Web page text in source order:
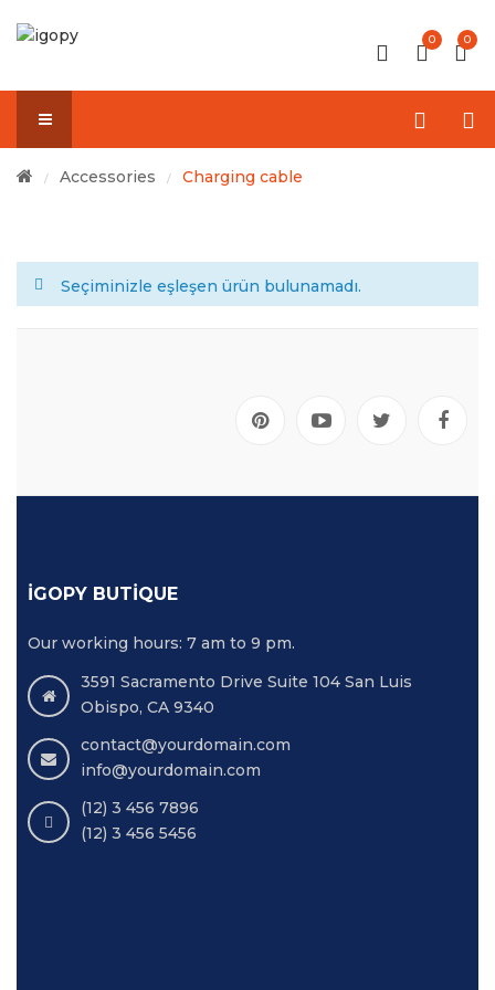
0
0
/ Accessories / Charging cable
Seçiminizle eşleşen ürün bulunamadı.
İGOPY BUTIQUE
Our working hours: 7 am to 9 pm.
3591 Sacramento Drive Suite 104 San Luis
Obispo, CA 9340
contact@yourdomain.com
info@yourdomain.com
(12) 3 456 7896
(12) 3 456 5456